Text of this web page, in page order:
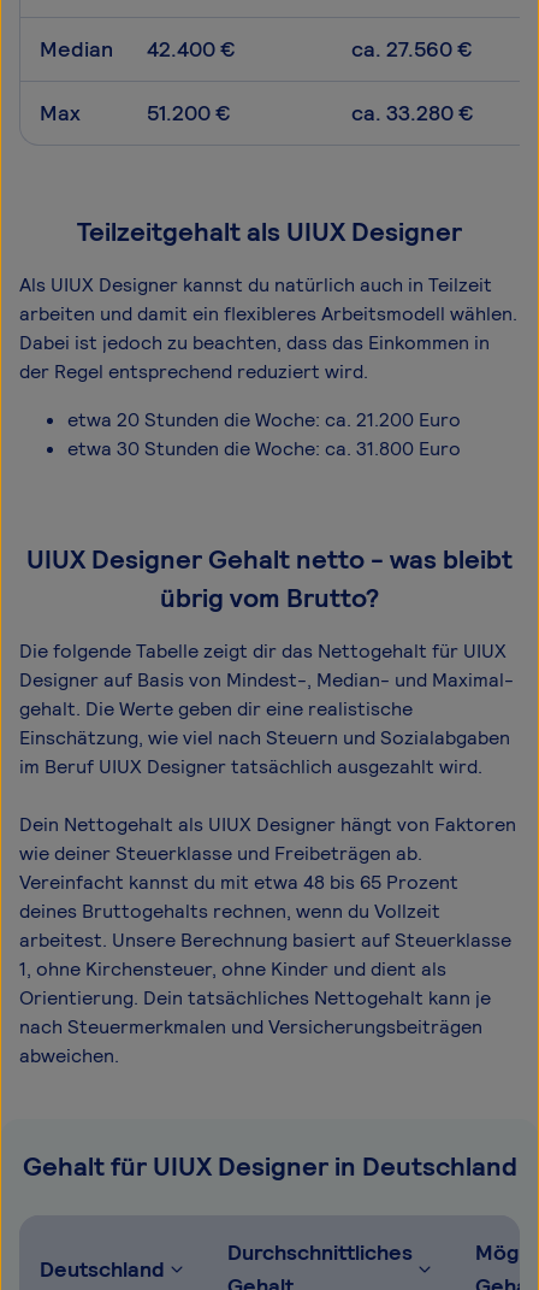
Median 42.400 € ca. 27.560 €
Max 51.200 € ca. 33.280 €
Teilzeitgehalt als UIUX Designer
Als UIUX Designer kannst du natürlich auch in Teilzeit
arbeiten und damit ein flexibleres Arbeitsmodell wählen.
Dabei ist jedoch zu beachten, dass das Einkommen in
der Regel entsprechend reduziert wird.
etwa 20 Stunden die Woche: ca. 21.200 Euro
etwa 30 Stunden die Woche: ca. 31.800 Euro
UIUX Designer Gehalt netto - was bleibt
übrig vom Brutto?
Die folgende Tabelle zeigt dir das Netto­gehalt für UIUX
Designer auf Basis von Mindest-, Median- und Maximal­
gehalt. Die Werte geben dir eine realistische
Einschätzung, wie viel nach Steuern und Sozialabgaben
im Beruf UIUX Designer tatsächlich ausgezahlt wird.
Dein Nettogehalt als UIUX Designer hängt von Faktoren
wie deiner Steuerklasse und Freibeträgen ab.
Vereinfacht kannst du mit etwa 48 bis 65 Prozent
deines Bruttogehalts rechnen, wenn du Vollzeit
arbeitest. Unsere Berechnung basiert auf Steuerklasse
1, ohne Kirchensteuer, ohne Kinder und dient als
Orientierung. Dein tatsächliches Nettogehalt kann je
nach Steuermerkmalen und Versicherungsbeiträgen
abweichen.
Gehalt für UIUX Designer in Deutschland
Deutschland
Durchschnittliches